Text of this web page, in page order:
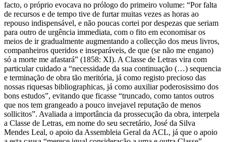
facto, o próprio evocava no prólogo do primeiro volume: “Por falta
de recursos e de tempo tive de furtar muitas vezes as horas ao
repouso indispensável, e não poucas cortei por despezas que seriam
para outro de urgência immediata, com o fito em economisar os
meios de ir gradualmente augmentando a collecção dos meus livros,
companheiros queridos e inseparáveis, de que (se não me engano)
só a morte me afastará” (1858: XI). A Classe de Letras vira com
particular cuidado a “necessidade da sua continuação (…) sequencia
e terminação de obra tão meritória, já como registo precioso das
nossas riquesas bibliographicas, já como auxiliar poderosissimo dos
bons estudos”, evitando que ficasse “truncado, como tantos outros
que nos tem grangeado a pouco invejavel reputação de menos
sollicitos”. Avaliada a importância da prossecução da obra, interpela
a Classe de Letras, em nome do seu secretário, José da Silva
Mendes Leal, o apoio da Assembleia Geral da ACL, já que o apoio